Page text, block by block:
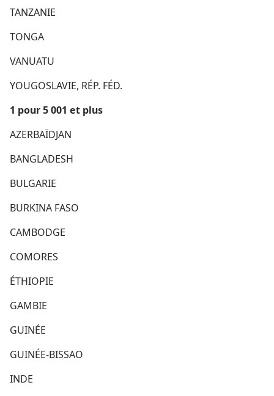
TANZANIE
TONGA
VANUATU
YOUGOSLAVIE, RÉP. FÉD.
1 pour 5 001 et plus
AZERBAÏDJAN
BANGLADESH
BULGARIE
BURKINA FASO
CAMBODGE
COMORES
ÉTHIOPIE
GAMBIE
GUINÉE
GUINÉE-BISSAO
INDE